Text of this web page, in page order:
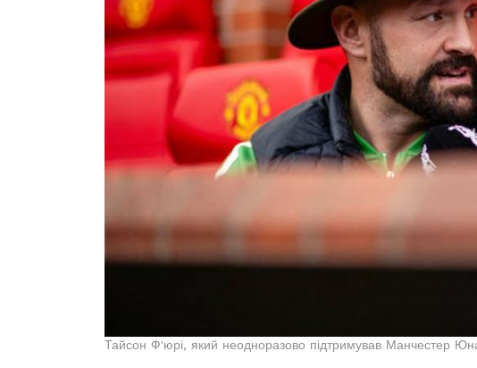
Тайсон Ф'юрі, який неодноразово підтримував Манчестер